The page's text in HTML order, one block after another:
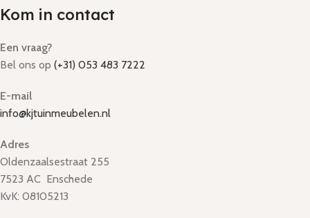
Kom in contact
Een vraag?
Bel ons op (+31) 053 483 7222
E-mail
info@kjtuinmeubelen.nl
Adres
Oldenzaalsestraat 255
7523 AC Enschede
KvK: 08105213